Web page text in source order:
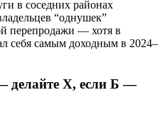
в соседних районах
“однушек”
перепродажи — хотя в
себя самым доходным в 2024–
делайте Х, если Б —